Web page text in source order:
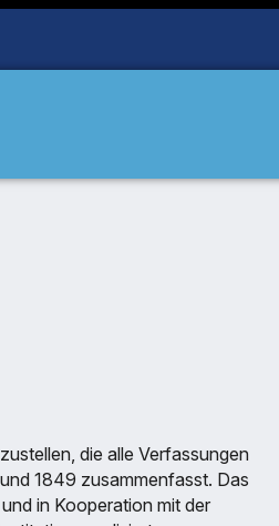
die alle Verfassungen
1849 zusammenfasst. Das
in Kooperation mit der